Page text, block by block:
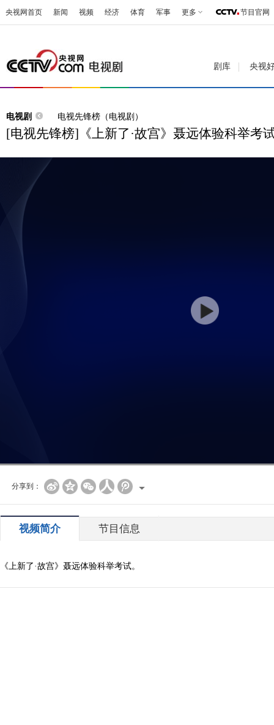
央视网首页 新闻 视频 经济 体育 军事 更多 节目官网
剧库 央视
电视剧 电视先锋榜（电视剧）
[电视先锋榜]《上新了·故宫》聂远体验科举考
分享到：
视频简介 节目信息
《上新了·故宫》聂远体验科举考试。